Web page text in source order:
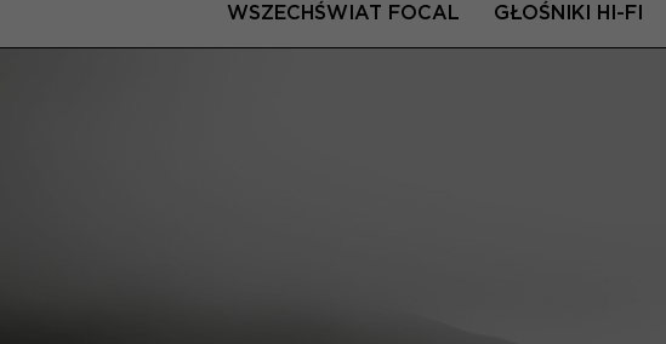
WSZECHŚWIAT FOCAL GŁOŚNIKI HI-FI